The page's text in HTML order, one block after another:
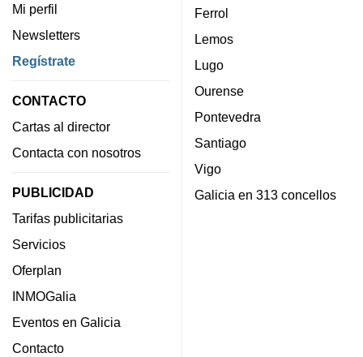
Mi perfil
Newsletters
Regístrate
CONTACTO
Cartas al director
Contacta con nosotros
PUBLICIDAD
Tarifas publicitarias
Servicios
Oferplan
INMOGalia
Eventos en Galicia
Contacto
Ferrol
Lemos
Lugo
Ourense
Pontevedra
Santiago
Vigo
Galicia en 313 concellos